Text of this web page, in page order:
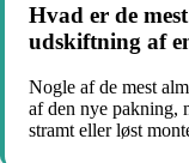
Hvad er de
udskiftning af
Nogle af de mest
af den nye pakning,
stramt eller løst